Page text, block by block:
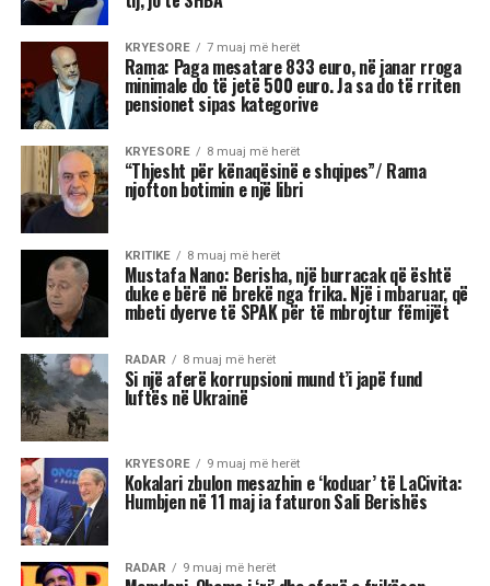
KRYESORE 7 muaj më herët
Rama: Paga mesatare 833 euro, në janar rroga
minimale do të jetë 500 euro. Ja sa do të rriten
pensionet sipas kategorive
KRYESORE 8 muaj më herët
“Thjesht për kënaqësinë e shqipes”/ Rama
njofton botimin e një libri
KRITIKE 8 muaj më herët
Mustafa Nano: Berisha, një burracak që është
duke e bërë në brekë nga frika. Një i mbaruar, që
mbeti dyerve të SPAK për të mbrojtur fëmijët
RADAR 8 muaj më herët
Si një aferë korrupsioni mund t’i japë fund
luftës në Ukrainë
KRYESORE 9 muaj më herët
Kokalari zbulon mesazhin e ‘koduar’ të LaCivita:
Humbjen në 11 maj ia faturon Sali Berishës
RADAR 9 muaj më herët